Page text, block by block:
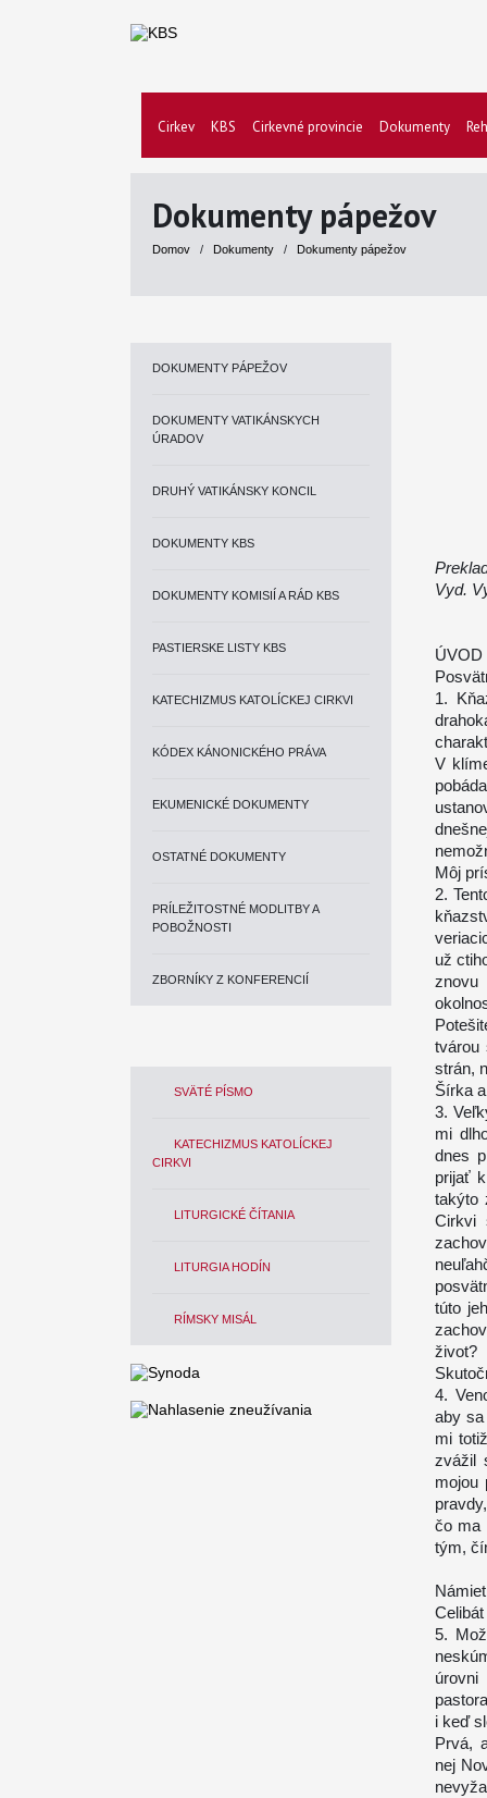
Cirkev KBS Cirkevné provincie Dokumenty
Dokumenty pápežov
Domov / Dokumenty / Dokumenty pápežov
DOKUMENTY PÁPEŽOV
DOKUMENTY VATIKÁNSKYCH
ÚRADOV
DRUHÝ VATIKÁNSKY KONCIL
DOKUMENTY KBS
DOKUMENTY KOMISIÍ A RÁD KBS
PASTIERSKE LISTY KBS
KATECHIZMUS KATOLÍCKEJ CIRKVI
KÓDEX KÁNONICKÉHO PRÁVA
EKUMENICKÉ DOKUMENTY
OSTATNÉ DOKUMENTY
PRÍLEŽITOSTNÉ MODLITBY A
POBOŽNOSTI
ZBORNÍKY Z KONFERENCIÍ
SVÄTÉ PÍSMO
KATECHIZMUS KATOLÍCKEJ
CIRKVI
LITURGICKÉ ČÍTANIA
LITURGIA HODÍN
RÍMSKY MISÁL
Vyd.
ÚVOD
1.
V
Môj
2.
už
tvárou
strán,
Šírka
3.
mi
dnes
prijať
takýto
Cirkvi
túto
život?
4.
aby
mi
zvážil
mojou
čo ma
tým,
5.
i keď
Prvá,
nej